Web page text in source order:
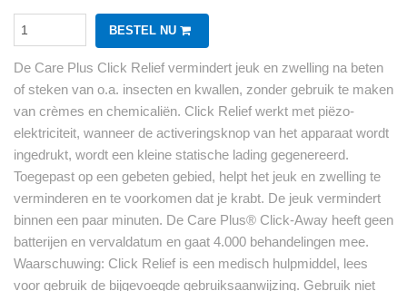
BESTEL NU
De Care Plus Click Relief vermindert jeuk en zwelling na beten
of steken van o.a. insecten en kwallen, zonder gebruik te maken
van crèmes en chemicaliën. Click Relief werkt met piëzo-
elektriciteit, wanneer de activeringsknop van het apparaat wordt
ingedrukt, wordt een kleine statische lading gegenereerd.
Toegepast op een gebeten gebied, helpt het jeuk en zwelling te
verminderen en te voorkomen dat je krabt. De jeuk vermindert
binnen een paar minuten. De Care Plus® Click-Away heeft geen
batterijen en vervaldatum en gaat 4.000 behandelingen mee.
Waarschuwing: Click Relief is een medisch hulpmiddel, lees
voor gebruik de bijgevoegde gebruiksaanwijzing. Gebruik niet